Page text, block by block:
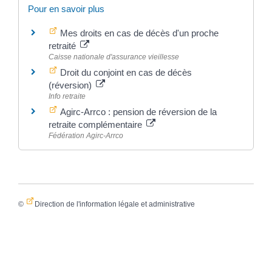
Pour en savoir plus
Mes droits en cas de décès d'un proche
retraité
Caisse nationale d'assurance vieillesse
Droit du conjoint en cas de décès
(réversion)
Info retraite
Agirc-Arrco : pension de réversion de la
retraite complémentaire
Fédération Agirc-Arrco
© Direction de l'information légale et administrative